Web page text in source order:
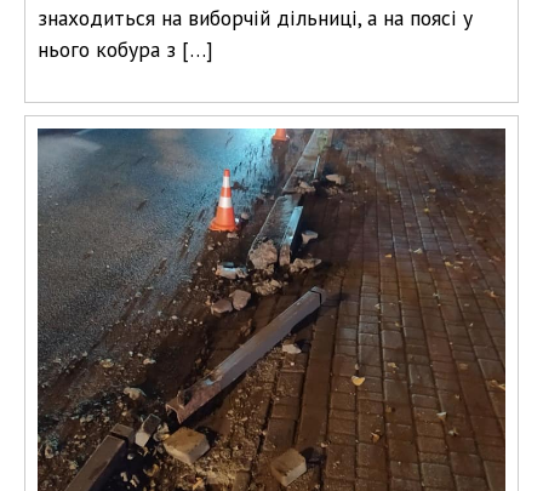
знаходиться на виборчій дільниці, а на поясі у
нього кобура з […]